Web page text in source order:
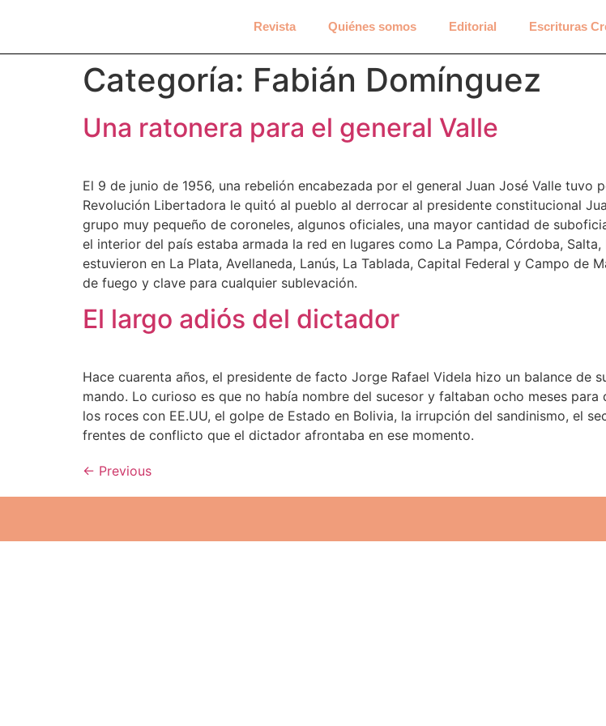
Revista Quiénes somos Editorial Escrituras
Categoría: Fabián Domínguez
Una ratonera para el general Valle
El 9 de junio de 1956, una rebelión encabezada por el general Juan José Valle
Revolución Libertadora le quitó al pueblo al derrocar al presidente constitucional
grupo muy pequeño de coroneles, algunos oficiales, una mayor cantidad de
el interior del país estaba armada la red en lugares como La Pampa, Córdoba,
estuvieron en La Plata, Avellaneda, Lanús, La Tablada, Capital Federal y Campo
de fuego y clave para cualquier sublevación.
El largo adiós del dictador
Hace cuarenta años, el presidente de facto Jorge Rafael Videla hizo un balance de
mando. Lo curioso es que no había nombre del sucesor y faltaban ocho meses
los roces con EE.UU, el golpe de Estado en Bolivia, la irrupción del sandinismo, el
frentes de conflicto que el dictador afrontaba en ese momento.
← Previous